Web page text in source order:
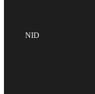
NID